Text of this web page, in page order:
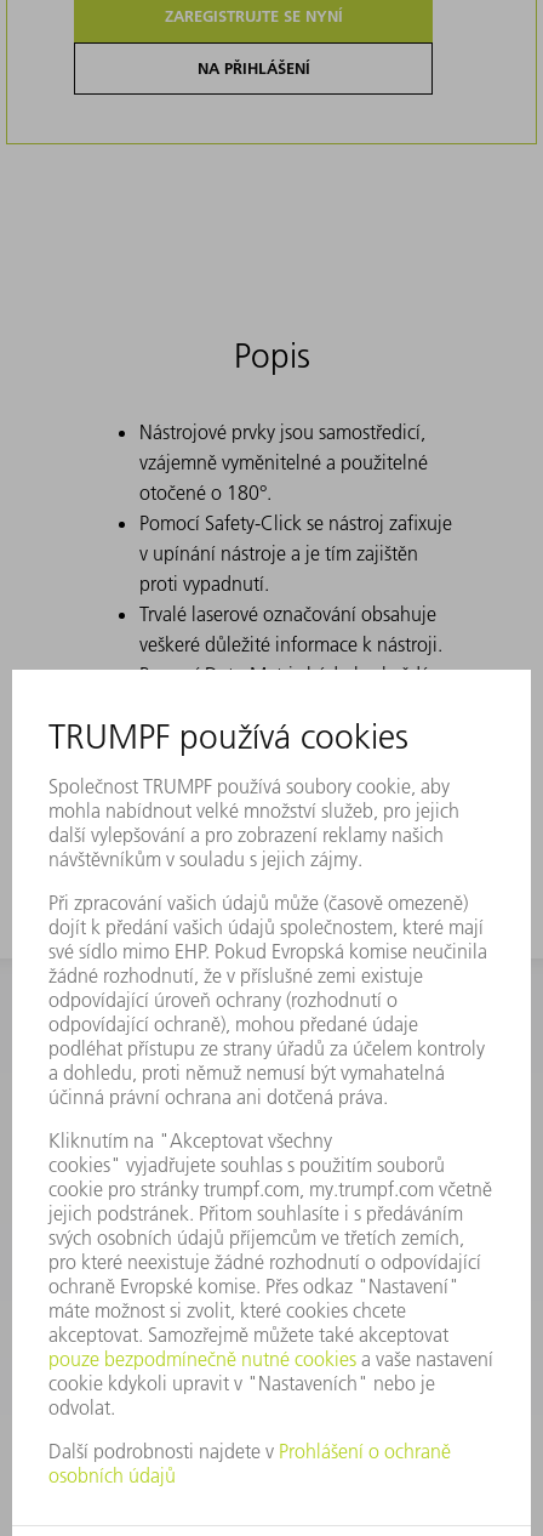
ZAREGISTRUJTE SE NYNÍ
NA PŘIHLÁŠENÍ
Popis
Nástrojové prvky jsou samostředicí,
vzájemně vyměnitelné a použitelné
otočené o 180°.
Pomocí Safety-Click se nástroj zafixuje
v upínání nástroje a je tím zajištěn
proti vypadnutí.
Trvalé laserové označování obsahuje
veškeré důležité informace k nástroji.
Pomocí Data-Matrix kódu lze každý
Pracovní rozsahy jsou laserově
Úpravy nástrojů jsou dostupné na
přání.
INFORMACE
Často kladené dotazy
Všeobecné obchodní podmínky
KONTAKTNÍ ÚDAJE
Náhradní díly
+420 251 106 254
Po - čt 8:00 - 17:00
Pá 8:00 - 16:00
ND@trumpf.com
KONTAKTNÍ ÚDAJE
Nástroje
+420 251 106 250
Po - pá 8:00 - 16:00
nastroje@trumpf.com